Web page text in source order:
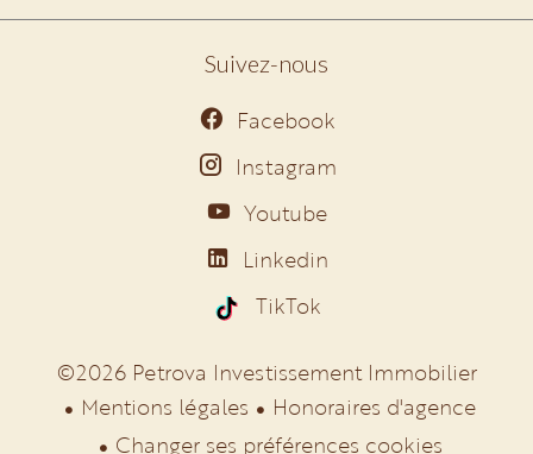
Suivez-nous
Facebook
Instagram
Youtube
Linkedin
TikTok
©2026 Petrova Investissement Immobilier
Mentions légales
Honoraires d'agence
Changer ses préférences cookies